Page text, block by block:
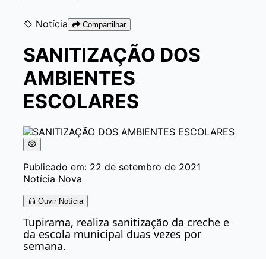
Notícia Compartilhar
SANITIZAÇÃO DOS
AMBIENTES
ESCOLARES
Publicado em: 22 de setembro de 2021
Notícia Nova
Ouvir Notícia
Tupirama, realiza sanitização da creche e
da escola municipal duas vezes por
semana.